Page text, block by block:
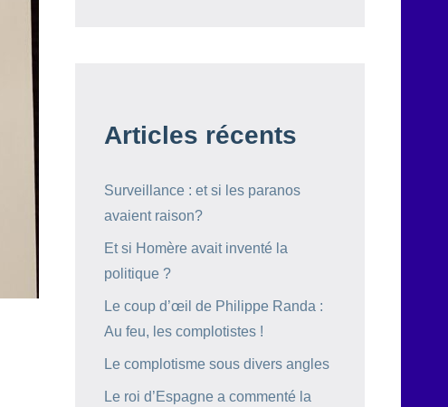
Articles récents
Surveillance : et si les paranos
avaient raison?
Et si Homère avait inventé la
politique ?
Le coup d’œil de Philippe Randa :
Au feu, les complotistes !
Le complotisme sous divers angles
Le roi d’Espagne a commenté la